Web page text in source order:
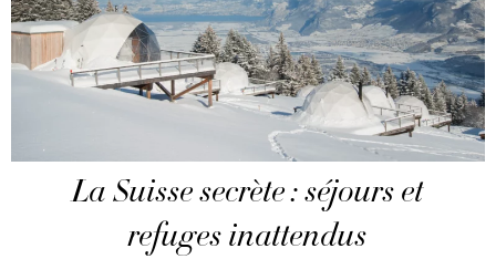
La Suisse secrète : séjours et
refuges inattendus